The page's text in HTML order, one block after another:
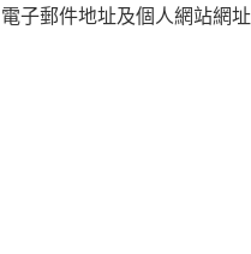
子郵件地址及個人網站網